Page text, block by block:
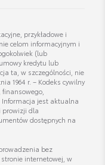
przykładowe i
celom informacyjnym i
(lub
kredytu lub
ta, w szczególności, nie
1964 r. – Kodeks cywilny
jest aktualna
prowizji dla
dostępnych na
bez
internetowej, w